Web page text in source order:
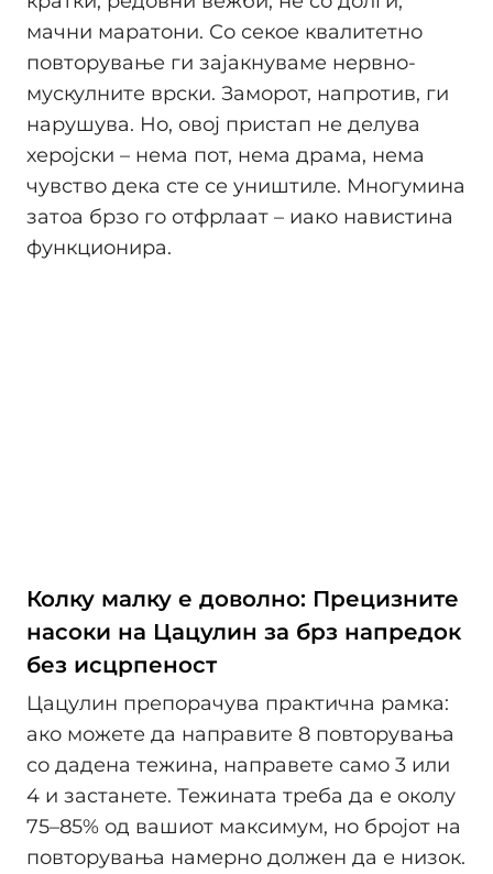
мачни маратони. Со секое квалитетно
повторување ги зајакнуваме нервно-
мускулните врски. Заморот, напротив, ги
нарушува. Но, овој пристап не делува
херојски – нема пот, нема драма, нема
чувство дека сте се уништиле. Многумина
затоа брзо го отфрлаат – иако навистина
функционира.
Колку малку е доволно: Прецизните
насоки на Цацулин за брз напредок
без исцрпеност
Цацулин препорачува практична рамка:
ако можете да направите 8 повторувања
со дадена тежина, направете само 3 или
4 и застанете. Тежината треба да е околу
75–85% од вашиот максимум, но бројот на
повторувања намерно должен да е низок.